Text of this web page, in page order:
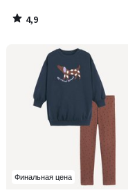
4,9
/
Финальная цена